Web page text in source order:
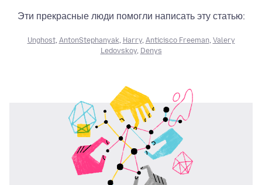
Эти прекрасные люди помогли написать эту статью:
Unghost, AntonStephanyak, Harry, Anticisco Freeman, Valery
Ledovskoy, Denys